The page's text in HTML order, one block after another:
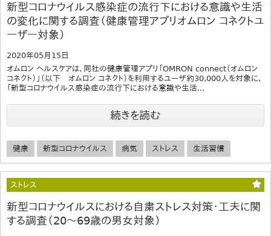
新型コロナウイルス感染症の流行下における意識や生活
の変化に関する調査（健康管理アプリオムロン コネクトユ
ーザー対象）
2020年05月15日
オムロン ヘルスケアは、同社の健康管理アプリ「OMRON connect（オムロン
コネクト）」（以下 オムロン コネクト）を利用するユーザ約30,000人を対象に、
「新型コロナウイルス感染症の流行下における意識や生活...
続きを読む
健康 新型コロナウイルス 病気 ストレス 生活習慣
ストレス
新型コロナウイルスにおける自粛ストレス対策・工夫に関
する調査（20～69歳の男女対象）